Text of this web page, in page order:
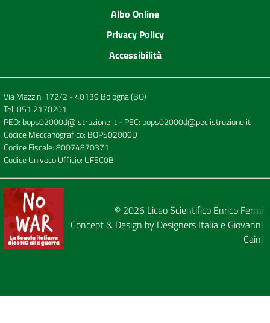
Albo Online
Privacy Policy
Accessibilità
Via Mazzini 172/2 - 40139 Bologna (BO)
Tel:051 2170201
PEO: bops02000d@istruzione.it- PEC: bops02000d@pec.istruzione.it
Codice Meccanografico: BOPS02000D
Codice Fiscale: 80074870371
Codice Univoco Ufficio: UFEC0B
© 2026 Liceo Scientifico Enrico Fermi
Concept & Design by Designers Italiae Giovanni
Caini